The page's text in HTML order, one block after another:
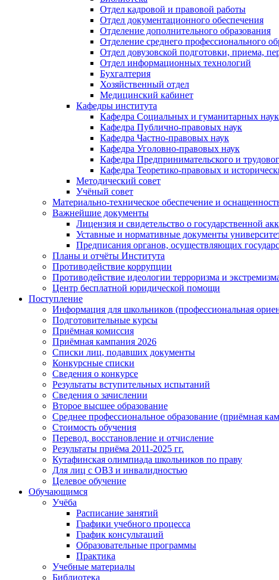
Отдел кадровой и правовой работы
Отдел документационного обеспечения
Отделение дополнительного образования
Отделение среднего профессионального
Отдел довузовской подготовки, приема,
Отдел информационных технологий
Бухгалтерия
Хозяйственный отдел
Медицинский кабинет
Кафедры института
Кафедра Социальных и гуманитарных наук
Кафедра Публично-правовых наук
Кафедра Частно-правовых наук
Кафедра Уголовно-правовых наук
Кафедра Предпринимательского и
Кафедра Теоретико-правовых и
Методический совет
Учёный совет
Материально-техническое обеспечение и
Важнейшие документы
Лицензия и свидетельство о государственной
Уставные и нормативные документы
Предписания органов, осуществляющих
Планы и отчёты Института
Противодействие коррупции
Противодействие идеологии терроризма и
Центр бесплатной юридической помощи
Поступление
Информация для школьников (профессиональная
Подготовительные курсы
Приёмная комиссия
Приёмная кампания 2026
Списки лиц, подавших документы
Конкурсные списки
Сведения о конкурсе
Результаты вступительных испытаний
Сведения о зачислении
Второе высшее образование
Среднее профессиональное образование (приёмная
Стоимость обучения
Перевод, восстановление и отчисление
Результаты приёма 2011-2025 гг.
Кутафинская олимпиада школьников по праву
Для лиц с ОВЗ и инвалидностью
Целевое обучение
Обучающимся
Учёба
Расписание занятий
Графики учебного процесса
График консультаций
Образовательные программы
Практика
Учебные материалы
Библиотека